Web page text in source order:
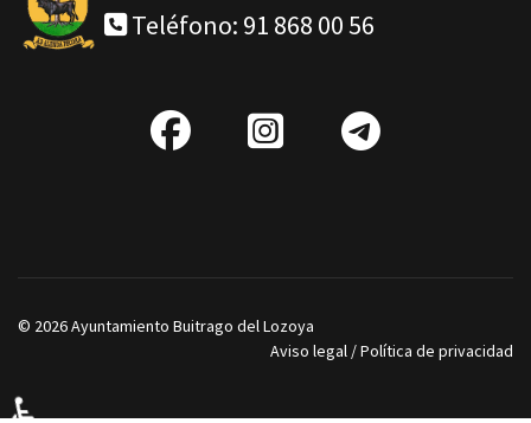
Teléfono: 91 868 00 56
fab
IG
© 2026 Ayuntamiento Buitrago del Lozoya
Aviso legal /Política de privacidad